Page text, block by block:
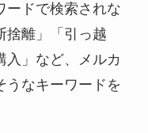
ードで検索されな
捨離」「引っ越
」など、メルカ
うなキーワードを